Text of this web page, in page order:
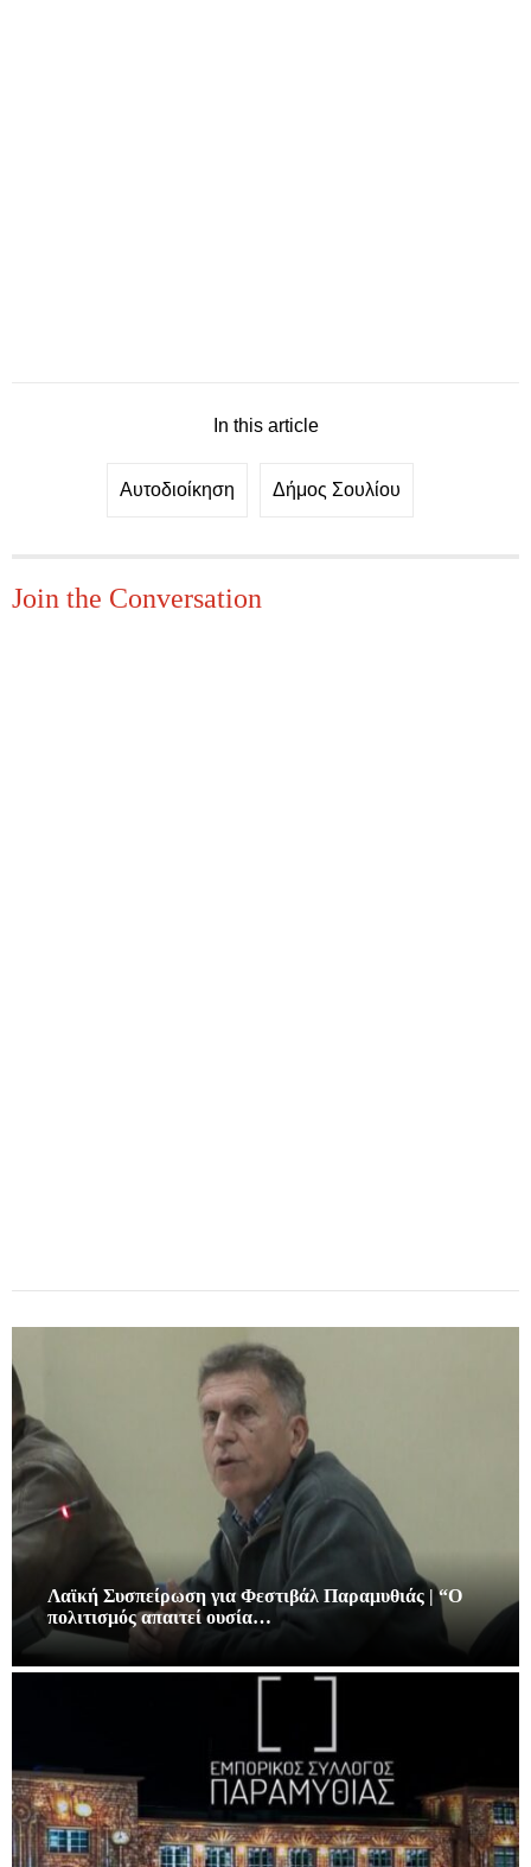
In this article
Αυτοδιοίκηση Δήμος Σουλίου
Join the Conversation
Λαϊκή Συσπείρωση για Φεστιβάλ Παραμυθιάς | “Ο
πολιτισμός απαιτεί ουσία…